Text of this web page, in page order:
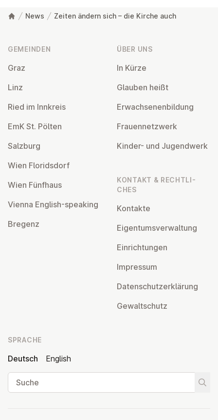
News Zeiten ändern sich – die Kirche auch
GEMEINDEN
Graz
Linz
Ried im Innkreis
EmK St. Pölten
Salzburg
Wien Flo­rids­dorf
Wien Fünfhaus
Vienna English-speaking
Bregenz
ÜBER UNS
In Kürze
Glauben heißt
Er­wach­se­nen­bil­dung
Frau­en­netz­werk
Kinder- und Ju­gend­werk
KONTAKT & RECHT­LI­
CHES
Kontakte
Ei­gen­tums­ver­wal­tung
Ein­rich­tun­gen
Impressum
Da­ten­schutz­er­klä­rung
Ge­walt­schutz
SPRACHE
Deutsch
English
Suche